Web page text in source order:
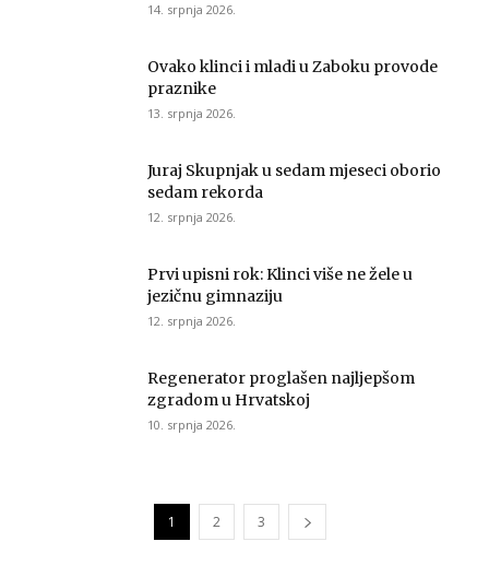
14. srpnja 2026.
Ovako klinci i mladi u Zaboku provode
praznike
13. srpnja 2026.
Juraj Skupnjak u sedam mjeseci oborio
sedam rekorda
12. srpnja 2026.
Prvi upisni rok: Klinci više ne žele u
jezičnu gimnaziju
12. srpnja 2026.
Regenerator proglašen najljepšom
zgradom u Hrvatskoj
10. srpnja 2026.
1 2 3